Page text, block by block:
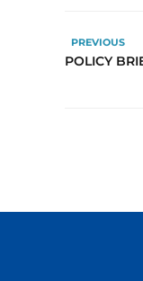
PREVIOUS
POLICY